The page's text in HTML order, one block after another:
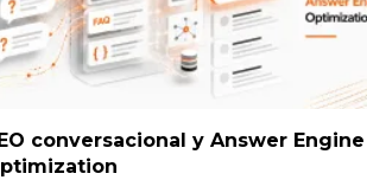
conversacional y Answer Engine